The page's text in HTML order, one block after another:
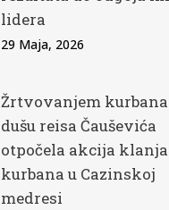
lidera
29 Maja, 2026
Žrtvovanjem
dušu reisa Čauševića
otpočela akcija klanja
kurbana u Cazinskoj
medresi